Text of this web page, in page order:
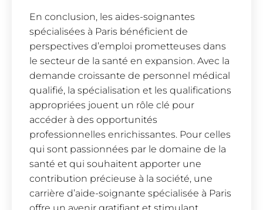
En conclusion, les aides-soignantes
spécialisées à Paris bénéficient de
perspectives d’emploi prometteuses dans
le secteur de la santé en expansion. Avec la
demande croissante de personnel médical
qualifié, la spécialisation et les qualifications
appropriées jouent un rôle clé pour
accéder à des opportunités
professionnelles enrichissantes. Pour celles
qui sont passionnées par le domaine de la
santé et qui souhaitent apporter une
contribution précieuse à la société, une
carrière d’aide-soignante spécialisée à Paris
offre un avenir gratifiant et stimulant.